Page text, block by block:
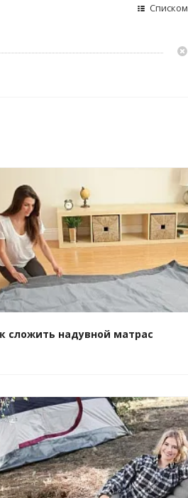
Списком
сложить надувной матрас